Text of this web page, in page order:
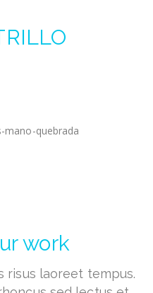
work
risus laoreet tempus.